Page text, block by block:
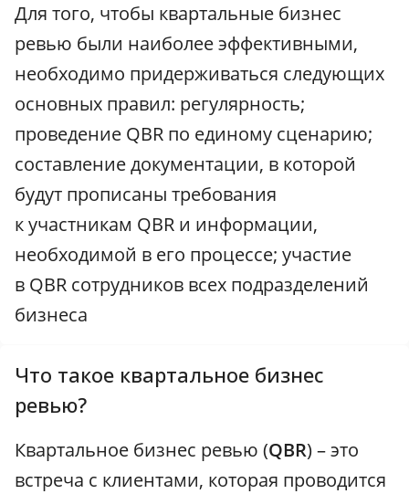
Для того, чтобы квартальные бизнес
ревью были наиболее эффективными,
необходимо придерживаться следующих
основных правил: регулярность;
проведение QBR по единому сценарию;
составление документации, в которой
будут прописаны требования
к участникам QBR и информации,
необходимой в его процессе; участие
в QBR сотрудников всех подразделений
бизнеса
Что такое квартальное бизнес
ревью?
Квартальное бизнес ревью (QBR) – это
встреча с клиентами, которая проводится